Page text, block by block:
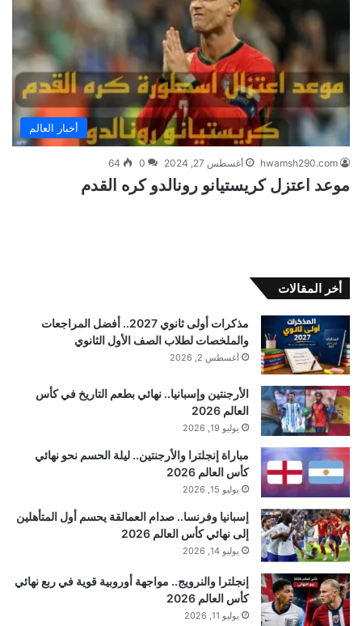
أخبار العالم
hwamsh290.com أغسطس 27, 2024 0
64
موعد اعتزل كريستيانو رونالدو كره القدم
أخر المقالات
مذكرات أولى ثانوي 2027.. أفضل المراجعات
والملخصات لطلاب الصف الأول الثانوي
أغسطس 2, 2026
الأرجنتين وإسبانيا.. نهائي بطعم التاريخ في كأس
العالم 2026
يوليو 19, 2026
مباراة إنجلترا والأرجنتين.. ليلة الحسم نحو نهائي
كأس العالم 2026
يوليو 15, 2026
إسبانيا وفرنسا.. صدام العمالقة يحسم أول المتأهلين
إلى نهائي كأس العالم 2026
يوليو 14, 2026
إنجلترا والنرويج.. مواجهة أوروبية قوية في ربع نهائي
كأس العالم 2026
يوليو 11, 2026